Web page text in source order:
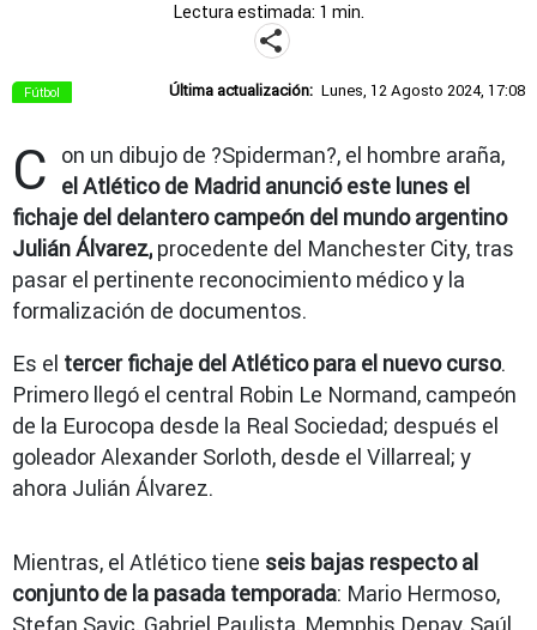
Lectura estimada: 1 min.
Fútbol Última actualización: Lunes, 12 Agosto 2024, 17:08
C
on un dibujo de ?Spiderman?, el hombre araña,
el Atlético de Madrid anunció este lunes el
fichaje del delantero campeón del mundo argentino
Julián Álvarez, procedente del Manchester City, tras
pasar el pertinente reconocimiento médico y la
formalización de documentos.
Es el tercer fichaje del Atlético para el nuevo curso.
Primero llegó el central Robin Le Normand, campeón
de la Eurocopa desde la Real Sociedad; después el
goleador Alexander Sorloth, desde el Villarreal; y
ahora Julián Álvarez.
Mientras, el Atlético tiene seis bajas respecto al
conjunto de la pasada temporada: Mario Hermoso,